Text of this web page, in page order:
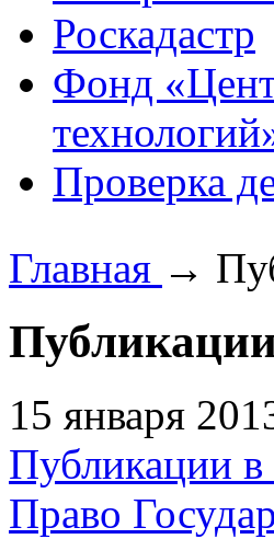
Роскадастр
Фонд
Проверка
Главная →
15 января
Публикации в
Право